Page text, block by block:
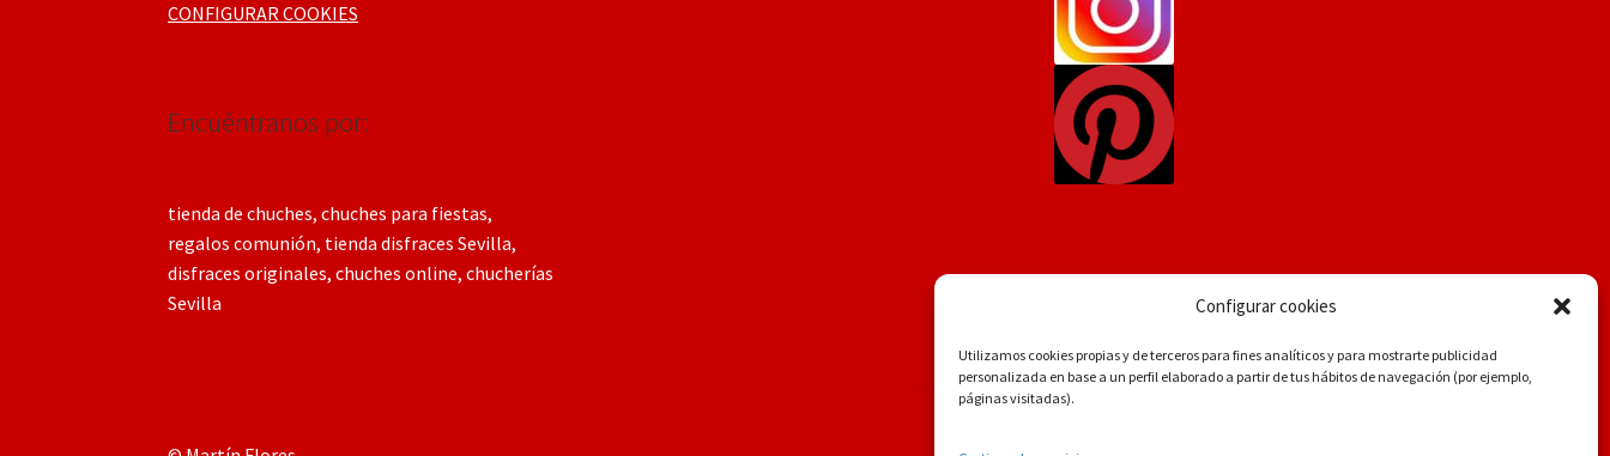
Configurar cookies
Utilizamos cookies propias y de terceros para fines analíticos y para mostrarte publicidad
personalizada en base a un perfil elaborado a partir de tus hábitos de navegación (por ejemplo,
páginas visitadas).
CONFIGURAR COOKIES
Encuéntranos por:
tienda de chuches, chuches para fiestas,
regalos comunión, tienda disfraces Sevilla,
disfraces originales, chuches online, chucherías
Sevilla